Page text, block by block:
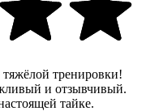
тренировки!
и отзывчивый.
тайке.